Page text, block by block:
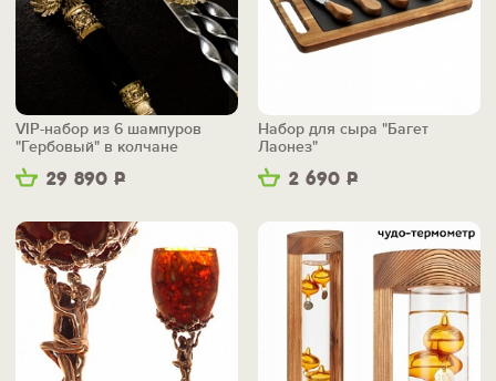
29 890 Р
VIP-набор из 6 шампуров
"Гербовый" в колчане
2 690 Р
Набор для сыра "Багет
Лаонез"